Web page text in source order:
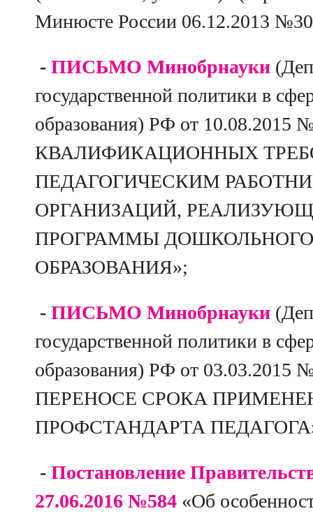
Минюсте России 06.12.2013
- ПИСЬМО Минобрнауки
государственной политики в
образования) РФ от 10.08.2015
КВАЛИФИКАЦИОННЫХ
ПЕДАГОГИЧЕСКИМ
ОРГАНИЗАЦИЙ,
ПРОГРАММЫ
ОБРАЗОВАНИЯ»;
- ПИСЬМО Минобрнауки
государственной политики в
образования) РФ от 03.03.2015
ПЕРЕНОСЕ СРОКА
ПРОФСТАНДАРТА
- Постановление
27.06.2016 №584 «Об